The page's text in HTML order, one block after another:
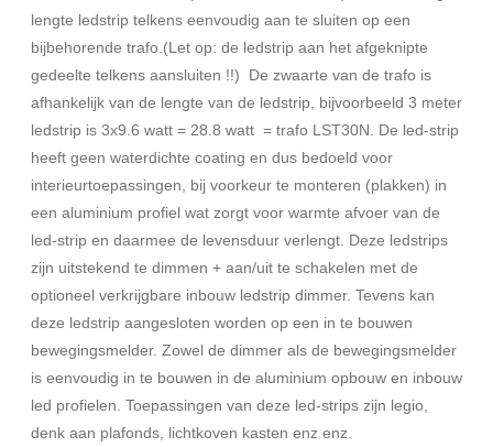
lengte ledstrip telkens eenvoudig aan te sluiten op een
bijbehorende trafo.(Let op: de ledstrip aan het afgeknipte
gedeelte telkens aansluiten !!) De zwaarte van de trafo is
afhankelijk van de lengte van de ledstrip, bijvoorbeeld 3 meter
ledstrip is 3x9.6 watt = 28.8 watt = trafo LST30N. De led-strip
heeft geen waterdichte coating en dus bedoeld voor
interieurtoepassingen, bij voorkeur te monteren (plakken) in
een aluminium profiel wat zorgt voor warmte afvoer van de
led-strip en daarmee de levensduur verlengt. Deze ledstrips
zijn uitstekend te dimmen + aan/uit te schakelen met de
optioneel verkrijgbare inbouw ledstrip dimmer. Tevens kan
deze ledstrip aangesloten worden op een in te bouwen
bewegingsmelder. Zowel de dimmer als de bewegingsmelder
is eenvoudig in te bouwen in de aluminium opbouw en inbouw
led profielen. Toepassingen van deze led-strips zijn legio,
denk aan plafonds, lichtkoven kasten enz enz.